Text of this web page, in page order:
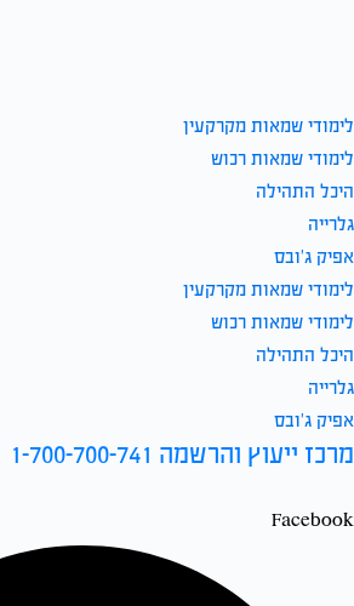
לימודי שמאות מקרקעין
לימודי שמאות רכוש
היכל התהילה
גלרייה
אפיק ג’ובס
לימודי שמאות מקרקעין
לימודי שמאות רכוש
היכל התהילה
גלרייה
אפיק ג’ובס
מרכז ייעוץ והרשמה 1-700-700-741
Facebook